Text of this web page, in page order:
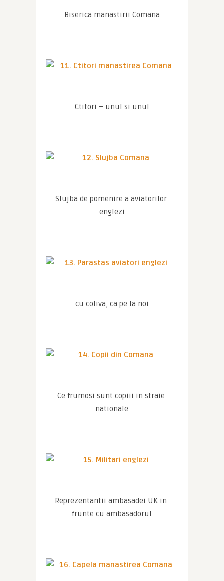
Biserica manastirii Comana
Ctitori – unul si unul
Slujba de pomenire a aviatorilor
englezi
cu coliva, ca pe la noi
Ce frumosi sunt copiii in straie
nationale
Reprezentantii ambasadei UK in
frunte cu ambasadorul